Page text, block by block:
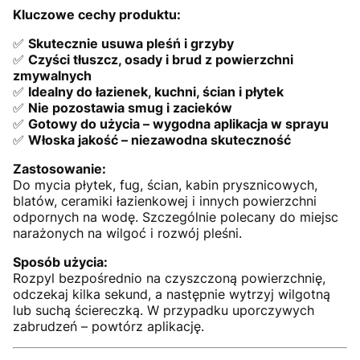
Kluczowe cechy produktu:
✅ Skutecznie usuwa pleśń i grzyby
✅ Czyści tłuszcz, osady i brud z powierzchni
zmywalnych
✅ Idealny do łazienek, kuchni, ścian i płytek
✅ Nie pozostawia smug i zacieków
✅ Gotowy do użycia – wygodna aplikacja w sprayu
✅ Włoska jakość – niezawodna skuteczność
Zastosowanie:
Do mycia płytek, fug, ścian, kabin prysznicowych,
blatów, ceramiki łazienkowej i innych powierzchni
odpornych na wodę. Szczególnie polecany do miejsc
narażonych na wilgoć i rozwój pleśni.
Sposób użycia:
Rozpyl bezpośrednio na czyszczoną powierzchnię,
odczekaj kilka sekund, a następnie wytrzyj wilgotną
lub suchą ściereczką. W przypadku uporczywych
zabrudzeń – powtórz aplikację.